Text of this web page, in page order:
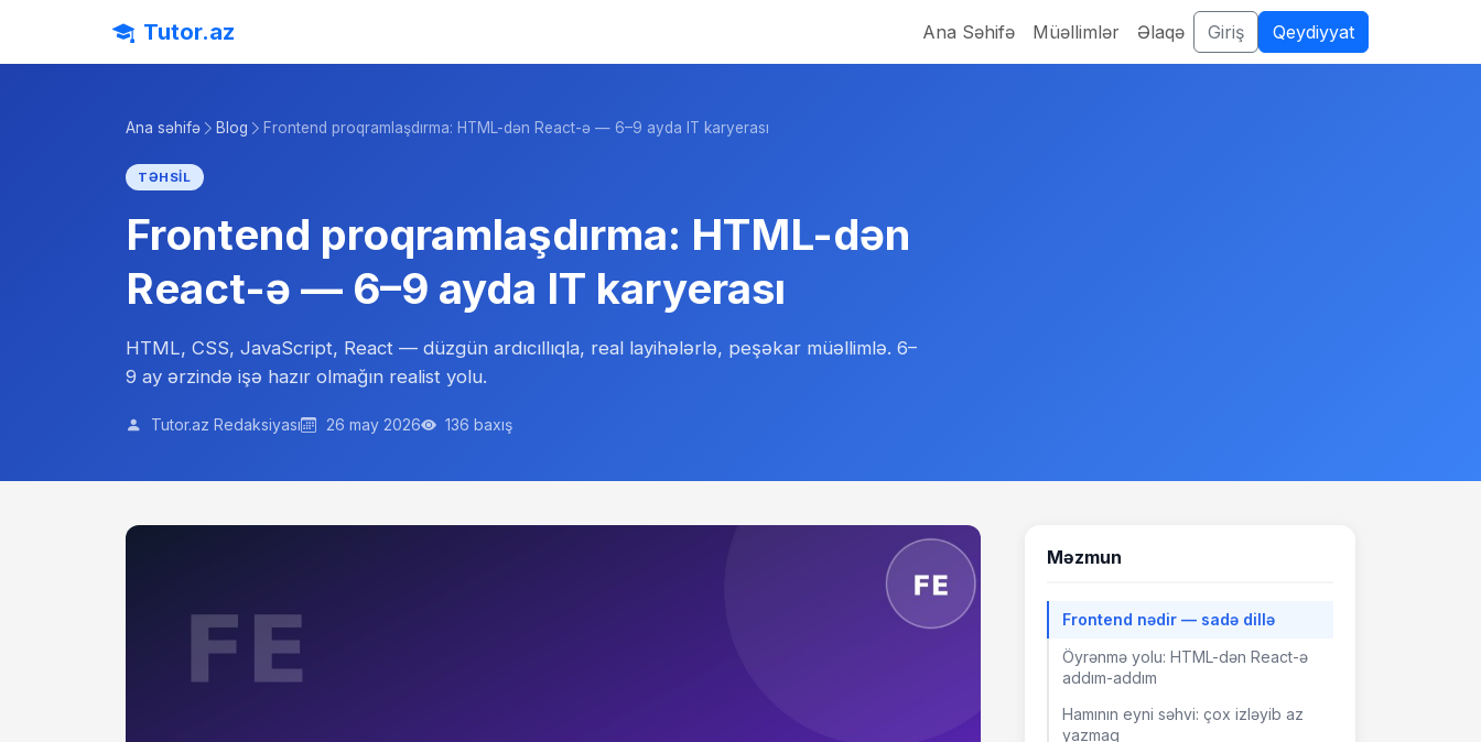
Tutor.az Ana Səhifə Müəllimlər Əlaqə Giriş Qeydiyyat
Ana səhifə Blog Frontend proqramlaşdırma: HTML-dən React-ə — 6–9 ayda IT karyerası
TƏHSIL
Frontend proqramlaşdırma: HTML-dən
React-ə — 6–9 ayda IT karyerası
HTML, CSS, JavaScript, React — düzgün ardıcıllıqla, real layihələrlə, peşəkar müəllimlə. 6–
9 ay ərzində işə hazır olmağın realist yolu.
Tutor.az Redaksiyası 26 may 2026 136 baxış
Məzmun
Frontend nədir — sadə dillə
Öyrənmə yolu: HTML-dən React-ə
addım-addım
Hamının eyni səhvi: çox izləyib az
yazmaq